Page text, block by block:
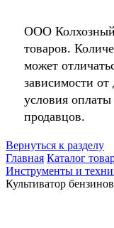
ООО Колхозный
товаров.
может
зависимости
условия
продавцов.
Вернуться к разделу
Главная Каталог
Инструменты и
Культиватор